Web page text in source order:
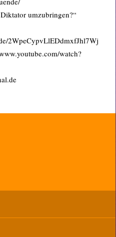
umzubringen?“
2WpeCypvLlEDdmxfJhl7Wj
watch?